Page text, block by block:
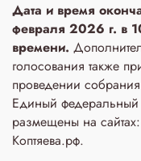
Дата и время
февраля 2026 г. в
времени.
голосования также
проведении
Единый федеральный
размещены на
Коптяева.рф.